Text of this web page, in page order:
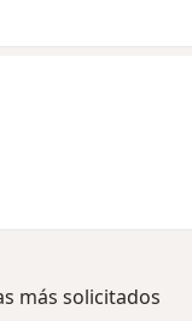
más solicitados